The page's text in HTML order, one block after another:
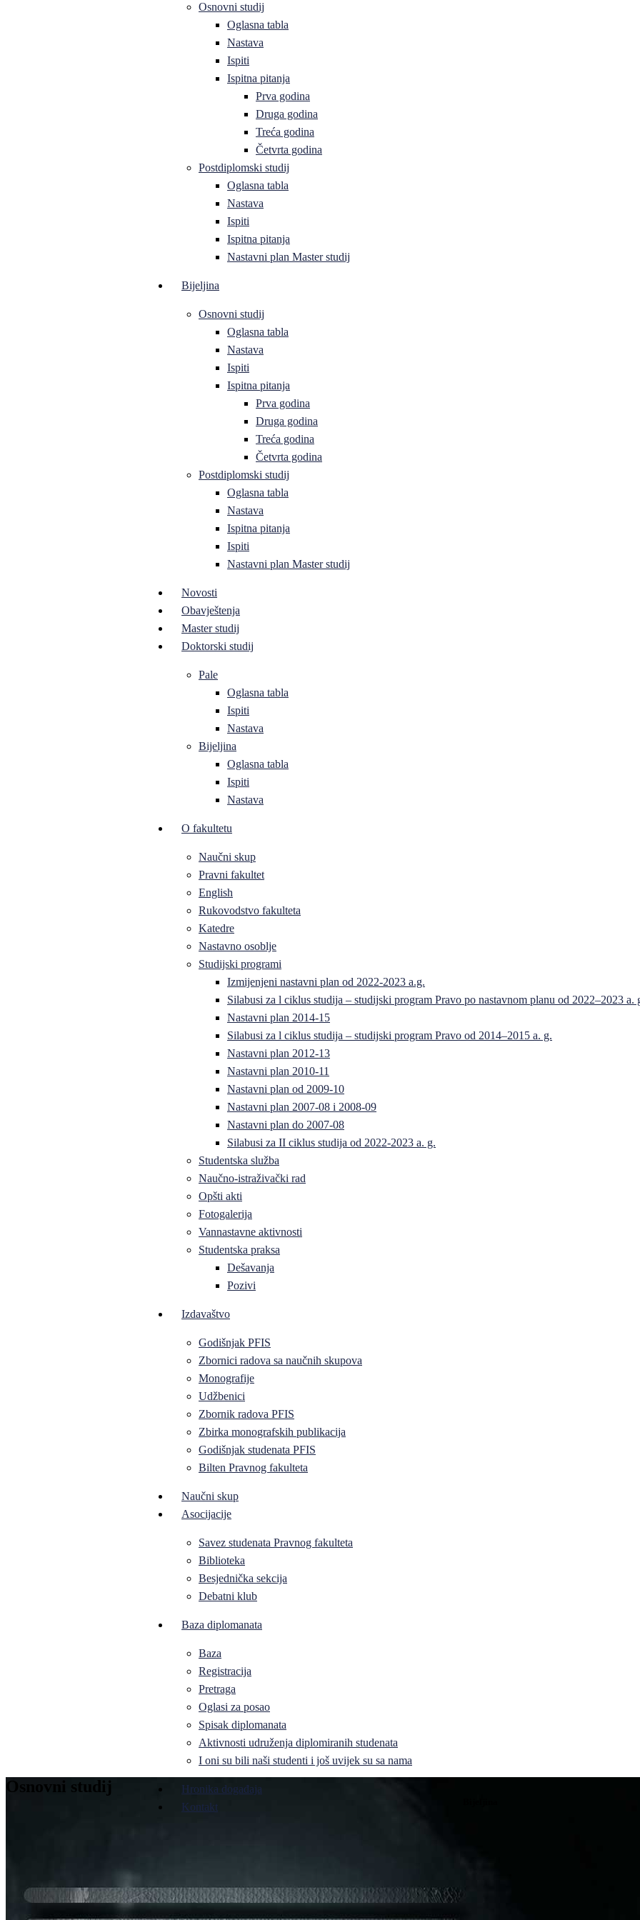
Osnovni studij
Oglasna tabla
Nastava
Ispiti
Ispitna pitanja
Prva godina
Druga godina
Treća godina
Četvrta godina
Postdiplomski studij
Oglasna tabla
Nastava
Ispiti
Ispitna pitanja
Nastavni plan Master studij
Bijeljina
Osnovni studij
Oglasna tabla
Nastava
Ispiti
Ispitna pitanja
Prva godina
Druga godina
Treća godina
Četvrta godina
Postdiplomski studij
Oglasna tabla
Nastava
Ispitna pitanja
Ispiti
Nastavni plan Master studij
Novosti
Obavještenja
Master studij
Doktorski studij
Pale
Oglasna tabla
Ispiti
Nastava
Bijeljina
Oglasna tabla
Ispiti
Nastava
O fakultetu
Naučni skup
Pravni fakultet
English
Rukovodstvo fakulteta
Katedre
Nastavno osoblje
Studijski programi
Izmijenjeni nastavni plan od 2022-2023 a.g.
Silabusi za l ciklus studija – studijski program Pravo po nastavnom planu od 2022–2023 a.
Nastavni plan 2014-15
Silabusi za l ciklus studija – studijski program Pravo od 2014–2015 a. g.
Nastavni plan 2012-13
Nastavni plan 2010-11
Nastavni plan od 2009-10
Nastavni plan 2007-08 i 2008-09
Nastavni plan do 2007-08
Silabusi za II ciklus studija od 2022-2023 a. g.
Studentska služba
Naučno-istraživački rad
Opšti akti
Fotogalerija
Vannastavne aktivnosti
Studentska praksa
Dešavanja
Pozivi
Izdavaštvo
Godišnjak PFIS
Zbornici radova sa naučnih skupova
Monografije
Udžbenici
Zbornik radova PFIS
Zbirka monografskih publikacija
Godišnjak studenata PFIS
Bilten Pravnog fakulteta
Naučni skup
Asocijacije
Savez studenata Pravnog fakulteta
Biblioteka
Besjednička sekcija
Debatni klub
Baza diplomanata
Baza
Registracija
Pretraga
Oglasi za posao
Spisak diplomanata
Aktivnosti udruženja diplomiranih studenata
I oni su bili naši studenti i još uvijek su sa nama
Hronika događaja
Kontakt
Osnovni studij